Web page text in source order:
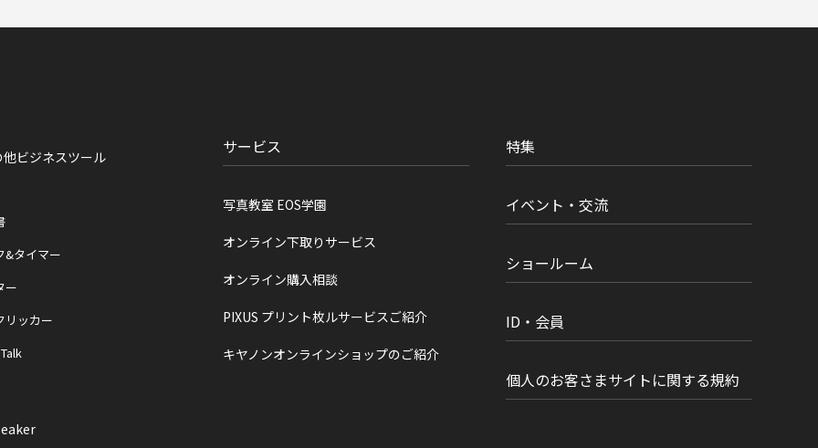
ビジネスツール
&タイマー
ー
リッカー
サービス
写真教室 EOS学園
オンライン下取りサービス
オンライン購入相談
PIXUS プリント枚ルサービスご紹介
キヤノンオンラインショップのご紹介
特集
イベント・交流
ショールーム
ID・会員
個人のお客さまサイトに関する規約